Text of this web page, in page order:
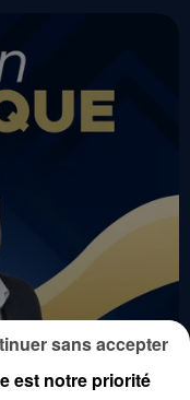
est notre priorité
sans accepter